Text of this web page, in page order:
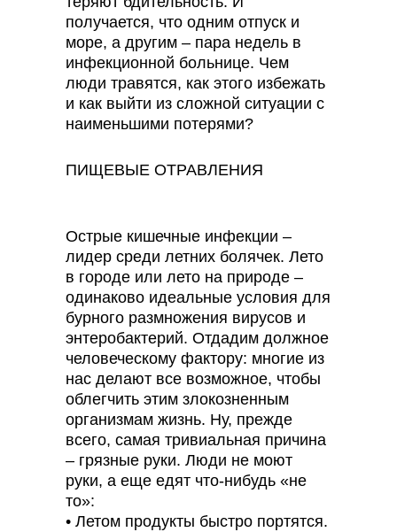
ПИЩЕВЫЕ ОТРАВЛЕНИЯ
получается, что одним отпуск и
море, а другим – пара недель в
инфекционной больнице. Чем
люди травятся, как этого избежать
и как выйти из сложной ситуации с
наименьшими потерями?
Острые кишечные инфекции –
лидер среди летних болячек. Лето
в городе или лето на природе –
одинаково идеальные условия для
бурного размножения вирусов и
энтеробактерий. Отдадим должное
человеческому фактору: многие из
нас делают все возможное, чтобы
облегчить этим злокозненным
организмам жизнь. Ну, прежде
всего, самая тривиальная причина
– грязные руки. Люди не моют
руки, а еще едят что-нибудь «не
то»:
• Летом продукты быстро портятся.